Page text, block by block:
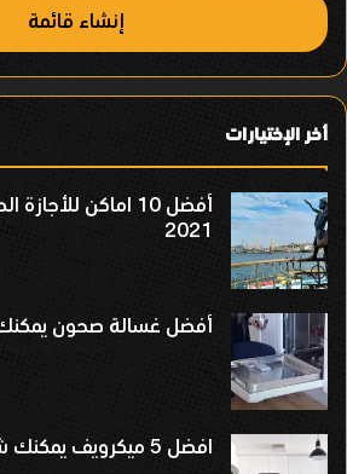
إنشاء قائمة
أخر الإختيارات
أفضل 10 اماكن
2021
أفضل غسالة صحون يمكنك
افضل 5 ميكرويف يمكنك شرائها فى 2020